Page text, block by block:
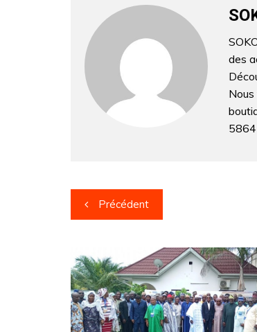
e
b
k
er l
s
n
s
e
n
g
er
des
Navigation
de
l’article
Précédent